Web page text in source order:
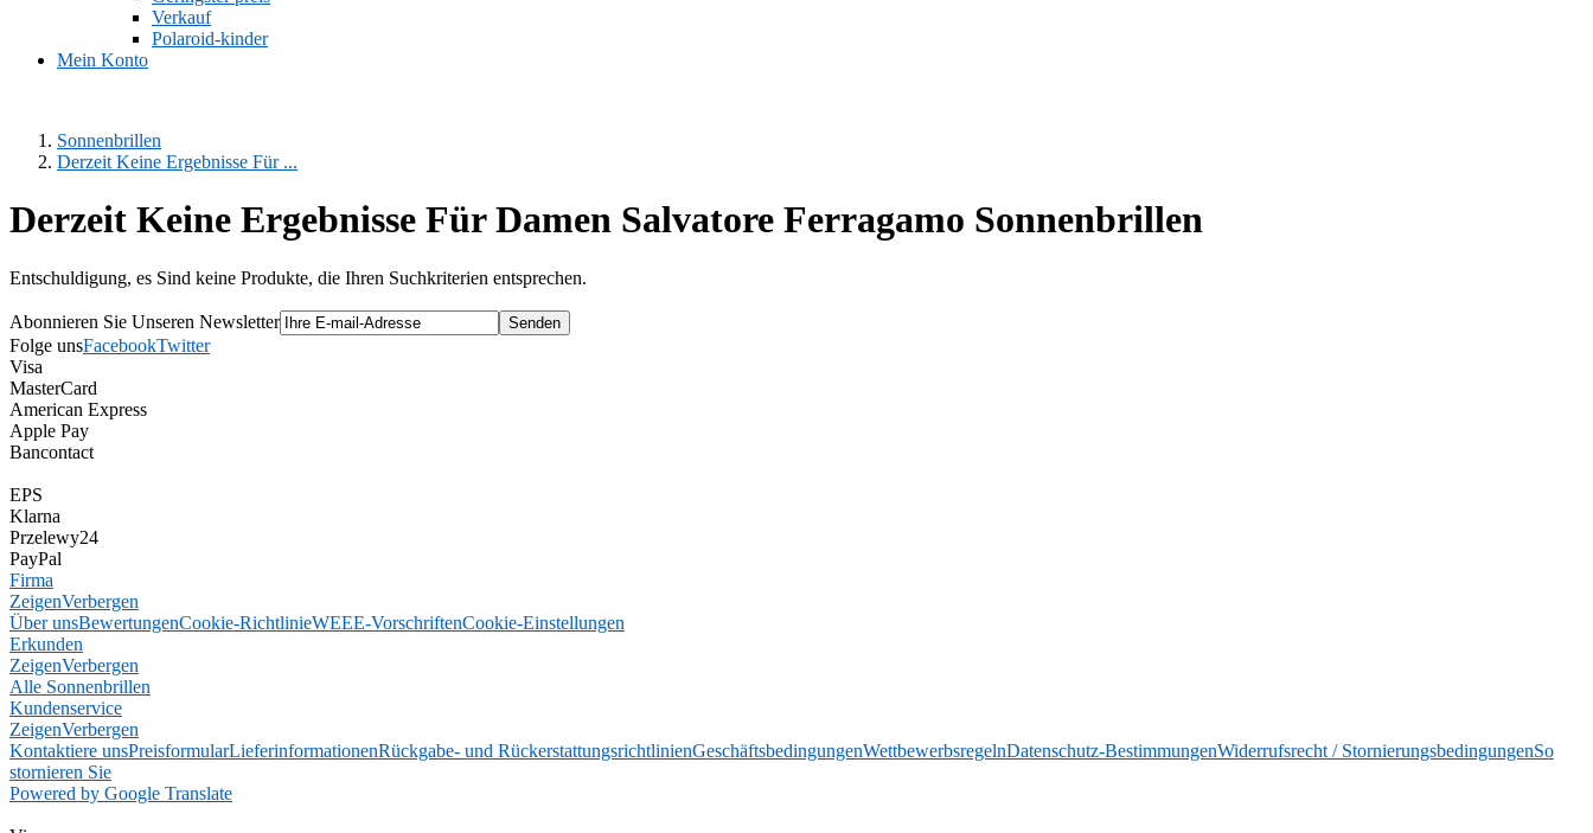
Verkauf
Polaroid-kinder
Mein Konto
Sonnenbrillen
Derzeit Keine Ergebnisse Für ...
Derzeit Keine Ergebnisse Für Damen Salvatore Ferragamo Sonnenbrillen
Entschuldigung, es Sind keine Produkte, die Ihren Suchkriterien entsprechen.
Abonnieren Sie Unseren Newsletter
Folge unsFacebookTwitter
Visa
MasterCard
American Express
Apple Pay
Bancontact
EPS
Klarna
Przelewy24
PayPal
Firma
ZeigenVerbergen
Über unsBewertungenCookie-RichtlinieWEEE-VorschriftenCookie-Einstellungen
Erkunden
ZeigenVerbergen
Alle Sonnenbrillen
Kundenservice
ZeigenVerbergen
Kontaktiere unsPreisformularLieferinformationenRückgabe- und RückerstattungsrichtlinienGeschäftsbedingungenWettbewerbsregelnDatenschutz-BestimmungenWiderrufsrecht / StornierungsbedingungenSo
stornieren Sie
Powered by Google Translate